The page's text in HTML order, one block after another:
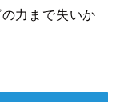
力まで失いか